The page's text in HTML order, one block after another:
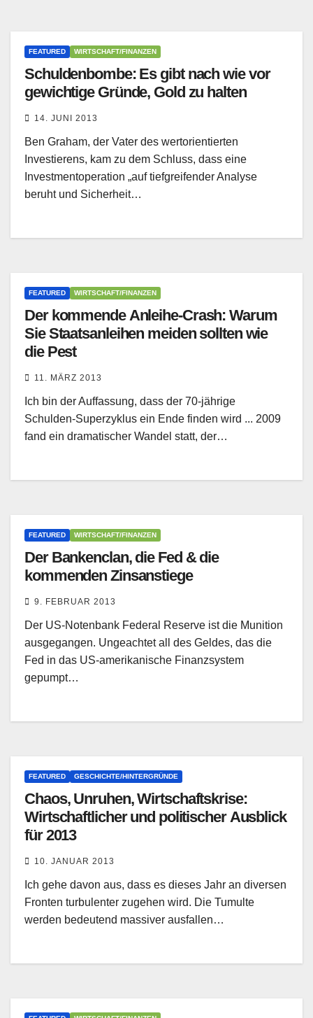
FEATURED WIRTSCHAFT/FINANZEN
Schuldenbombe: Es gibt nach wie vor
gewichtige Gründe, Gold zu halten
14. JUNI 2013
Ben Graham, der Vater des wertorientierten
Investierens, kam zu dem Schluss, dass eine
Investmentoperation „auf tiefgreifender Analyse
beruht und Sicherheit…
FEATURED WIRTSCHAFT/FINANZEN
Der kommende Anleihe-Crash: Warum
Sie Staatsanleihen meiden sollten wie
die Pest
11. MÄRZ 2013
Ich bin der Auffassung, dass der 70-jährige
Schulden-Superzyklus ein Ende finden wird ... 2009
fand ein dramatischer Wandel statt, der…
FEATURED WIRTSCHAFT/FINANZEN
Der Bankenclan, die Fed & die
kommenden Zinsanstiege
9. FEBRUAR 2013
Der US-Notenbank Federal Reserve ist die Munition
ausgegangen. Ungeachtet all des Geldes, das die
Fed in das US-amerikanische Finanzsystem
gepumpt…
FEATURED GESCHICHTE/HINTERGRÜNDE
Chaos, Unruhen, Wirtschaftskrise:
Wirtschaftlicher und politischer Ausblick
für 2013
10. JANUAR 2013
Ich gehe davon aus, dass es dieses Jahr an diversen
Fronten turbulenter zugehen wird. Die Tumulte
werden bedeutend massiver ausfallen…